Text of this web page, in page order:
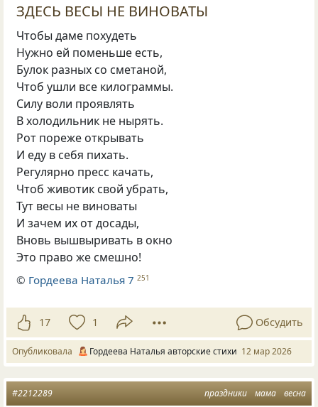
ЗДЕСЬ ВЕСЫ НЕ ВИНОВАТЫ
Чтобы даме похудеть
Нужно ей поменьше есть,
Булок разных со сметаной,
Чтоб ушли все килограммы.
Силу воли проявлять
В холодильник не нырять.
Рот пореже открывать
И еду в себя пихать.
Регулярно пресс качать,
Чтоб животик свой убрать,
Тут весы не виноваты
И зачем их от досады,
Вновь вышвыривать в окно
Это право же смешно!
© Гордеева Наталья 7 251
17 1 Обсудить
Опубликовала Гордеева Наталья авторские стихи 12 мар 2026
праздники мама весна
#2212289